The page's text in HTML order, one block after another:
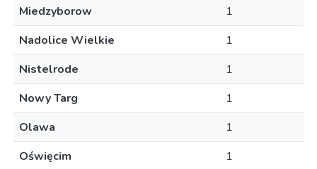
Miedzyborow
1
Nadolice Wielkie
1
Nistelrode
1
Nowy Targ
1
Olawa
1
Oświęcim
1